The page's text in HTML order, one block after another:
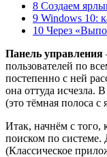
8 Создаем
9 Windows 10:
10 Через
Панель управления
пользователей по
постепенно с ней
она оттуда исчезла.
(это тёмная полоса
Итак, начнём с того,
поиском по системе.
(Классическое